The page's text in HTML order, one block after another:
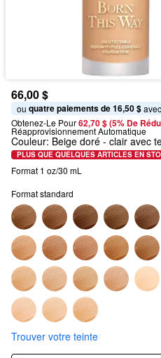
66,00 $
ou quatre paiements de 16,50 $ avec
Obtenez-Le Pour62,70 $ (5% De
Réapprovisionnement Automatique
Couleur: Beige doré - clair avec
PLUS QUE QUELQUES ARTICLES EN
Format 1 oz/30 mL
Format standard
Trouver votre teinte